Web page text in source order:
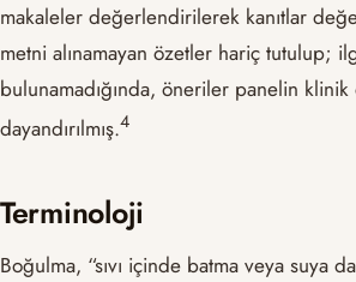
makaleler değerlendirilerek kanıtlar
metni alınamayan özetler hariç tutulup;
bulunamadığında, öneriler panelin
dayandırılmış.​4​
Terminoloji
Boğulma, “sıvı içinde batma veya suya